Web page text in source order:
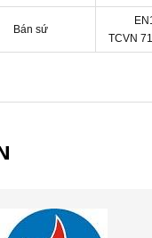
Bán sứ
TCVN